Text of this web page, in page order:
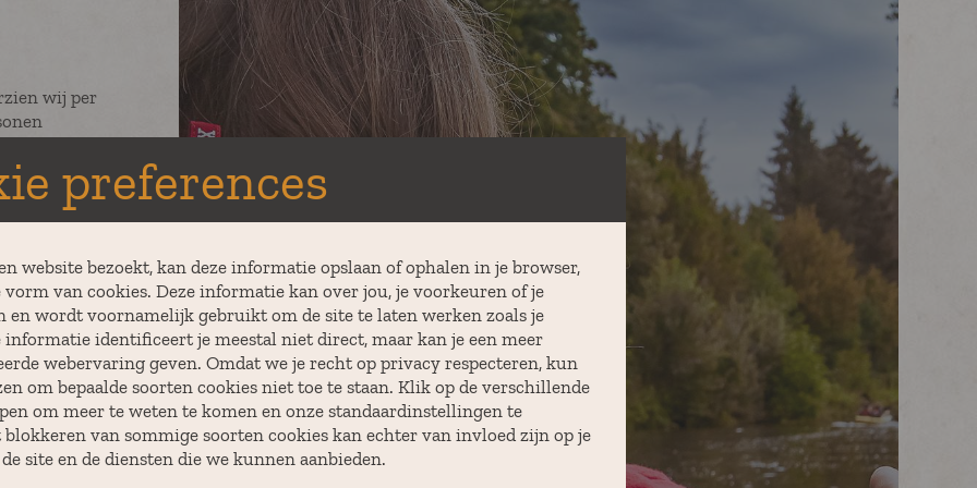
wij per
uit waar
of een
wild
op onze
bij een
preferences
website bezoekt, kan deze informatie opslaan of ophalen in je browser,
vorm van cookies. Deze informatie kan over jou, je voorkeuren of je
en wordt voornamelijk gebruikt om de site te laten werken zoals je
informatie identificeert je meestal niet direct, maar kan je een meer
webervaring geven. Omdat we je recht op privacy respecteren, kun
om bepaalde soorten cookies niet toe te staan. Klik op de verschillende
om meer te weten te komen en onze standaardinstellingen te
van sommige soorten cookies kan echter van invloed zijn op je
site en de diensten die we kunnen aanbieden.